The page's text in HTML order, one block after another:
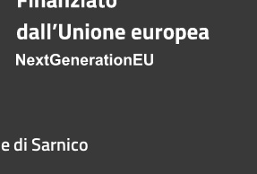
di Sarnico